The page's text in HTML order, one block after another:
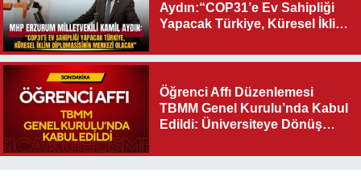
Aydın:“COP31’e Ev Sahipliği
Yapacak Türkiye, Küresel İklim
Olacak"
Öğrenci Affı Düzenlemesi
TBMM Genel Kurulu’nda Kabul
Edildi: Üniversiteye Dönüş